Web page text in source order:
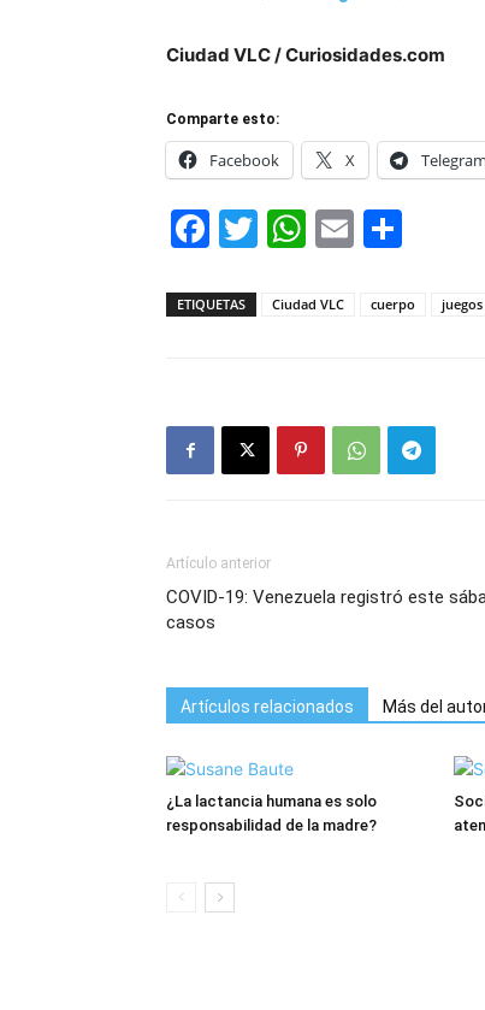
Ciudad VLC / Curiosidades.com
Comparte esto:
Facebook X Telegram
Facebook
Twitter
WhatsApp
Email
ETIQUETAS Ciudad VLC cuerpo juegos
Artículo anterior
COVID-19: Venezuela registró este
casos
Artículos relacionados Más del
¿La lactancia humana es solo
responsabilidad de la madre?